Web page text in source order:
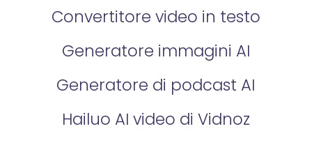
Convertitore video in testo
Generatore immagini AI
Generatore di podcast AI
Hailuo AI video di Vidnoz